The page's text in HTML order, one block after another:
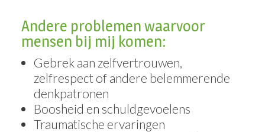
Andere problemen waarvoor
mensen bij mij komen:
Gebrek aan zelfvertrouwen,
zelfrespect of andere belemmerende
denkpatronen
Boosheid en schuldgevoelens
Traumatische ervaringen